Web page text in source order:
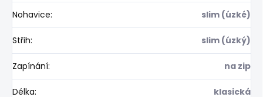
Nohavice: slim (úzké)
Střih: slim (úzký)
Zapínání: na zip
Délka: klasická